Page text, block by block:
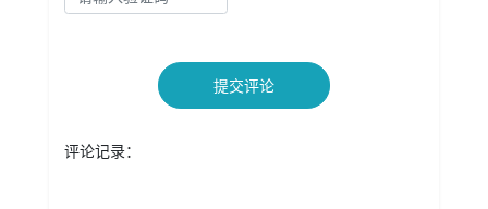
提交评论
评论记录：